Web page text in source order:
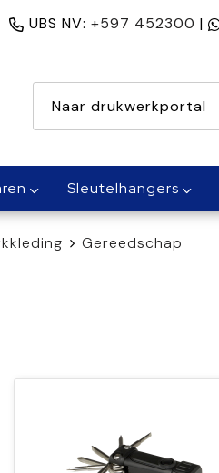
UBS NV: +597 452300 |
Naar drukwerkportal
Sleutelhangers
Gereedschap